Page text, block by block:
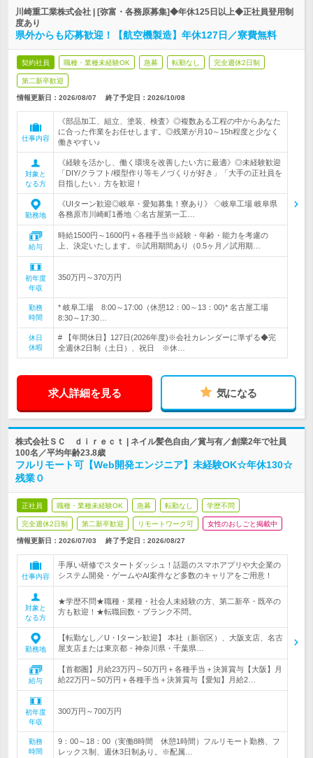
川崎重工業株式会社 | [弥富・各務原募集]◆年休125日以上◆正社員登用制
度あり
県外からも応募歓迎！【航空機製造】年休127日／寮費無料
契約社員 職種・業種未経験OK 急募 転勤なし 完全週休2日制
第二新卒歓迎
情報更新日：2026/08/07 終了予定日： 2026/10/08
仕事内容
《部品加工、組立、塗装、検査》◎複数ある工程の中からあなた
に合った作業をお任せします。◎残業が月10～15h程度と少なく
働きやすい♪
対象と
なる方
《経験を活かし、働く環境を改善したい方に最適》◎未経験歓迎
「DIY/クラフト/模型作り等モノづくりが好き」「大手の正社員を
目指したい」方を歓迎！
勤務地
《UIターン歓迎◎岐阜・愛知募集！寮あり》 ◇岐阜工場 岐阜県
各務原市川崎町1番地 ◇名古屋第一工…
給与
時給1500円～1600円＋各種手当※経験・年齢・能力を考慮の
上、決定いたします。※試用期間あり（0.5ヶ月／試用期…
初年度
年収
350万円～370万円
勤務
時間
* 岐阜工場 8:00～17:00（休憩12：00～13：00)* 名古屋工場
8:30～17:30…
休日
休暇
# 【年間休日】127日(2026年度)※会社カレンダーに準ずる◆完
全週休2日制（土日）、祝日 ※休…
求人詳細を見る 気になる
株式会社ＳＣ ｄｉｒｅｃｔ | ネイル髪色自由／賞与有／創業2年で社員
100名／平均年齢23.8歳
フルリモート可【Web開発エンジニア】未経験OK☆年休130☆
残業０
正社員 職種・業種未経験OK 急募 転勤なし 学歴不問
完全週休2日制 第二新卒歓迎 リモートワーク可 女性のおしごと掲載中
情報更新日：2026/07/03 終了予定日： 2026/08/27
仕事内容
手厚い研修でスタートダッシュ！話題のスマホアプリや大企業の
システム開発・ゲームやAI案件など多数のキャリアをご用意！
対象と
なる方
★学歴不問★職種・業種・社会人未経験の方、第二新卒・既卒の
方も歓迎！★転職回数・ブランク不問。
勤務地
【転勤なし／U・Iターン歓迎】 本社（新宿区）、大阪支店、名古
屋支店または東京都・神奈川県・千葉県…
給与
【首都圏】月給23万円～50万円＋各種手当＋決算賞与【大阪】月
給22万円～50万円＋各種手当＋決算賞与【愛知】月給2…
初年度
年収
300万円～700万円
勤務
時間
9：00～18：00（実働8時間 休憩1時間）フルリモート勤務、フ
レックス制、週休3日制あり。※配属…